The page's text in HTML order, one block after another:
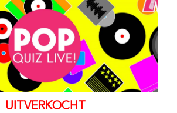
UITVERKOCHT